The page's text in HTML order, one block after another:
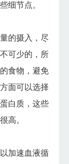
细节点。
的摄入，尽
可少的，所
食物，避免
面可以选择
白质，这些
高。
加速血液循